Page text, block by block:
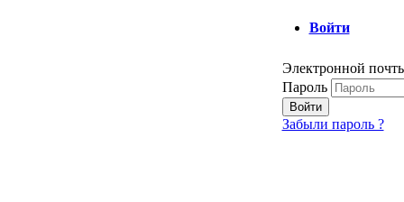
Войти
Электронной
Пароль
Войти
Забыли пароль ?